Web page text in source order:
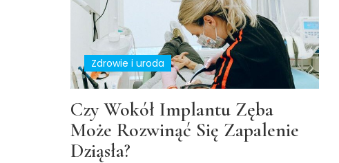
Zdrowie i uroda
Czy Wokół Implantu Zęba
Może Rozwinąć Się Zapalenie
Dziąsła?